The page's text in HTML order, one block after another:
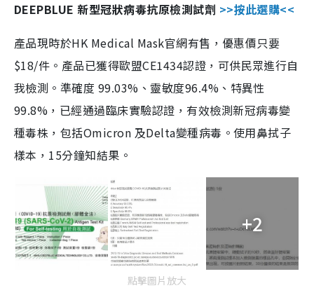
DEEPBLUE 新型冠狀病毒抗原檢測試劑 >>按此選購<<
產品現時於HK Medical Mask官網有售，優惠價只要
$18/件。產品已獲得歐盟CE1434認證，可供民眾進行自
我檢測。準確度 99.03%、靈敏度96.4%、特異性
99.8%，已經通過臨床實驗認證，有效檢測新冠病毒變
種毒株，包括Omicron 及Delta變種病毒。使用鼻拭子
樣本，15分鐘知結果。
+2
點擊圖片放大